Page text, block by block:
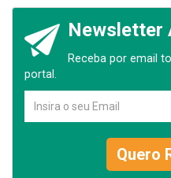
Newsletter
Receba por email
portal.
Quero